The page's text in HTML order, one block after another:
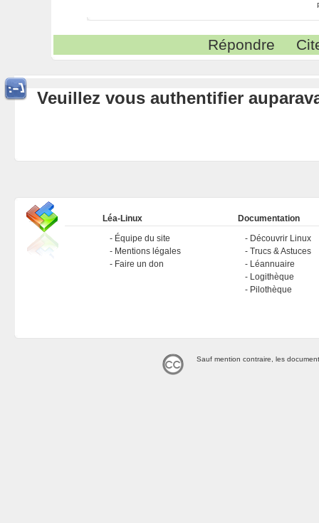
Répondre
Veuillez vous authentifier
Léa-Linux
Équipe du site
Mentions légales
Faire un don
Documentation
Découvrir Linux
Trucs & Astuces
Léannuaire
Logithèque
Pilothèque
Sauf mention contraire, les